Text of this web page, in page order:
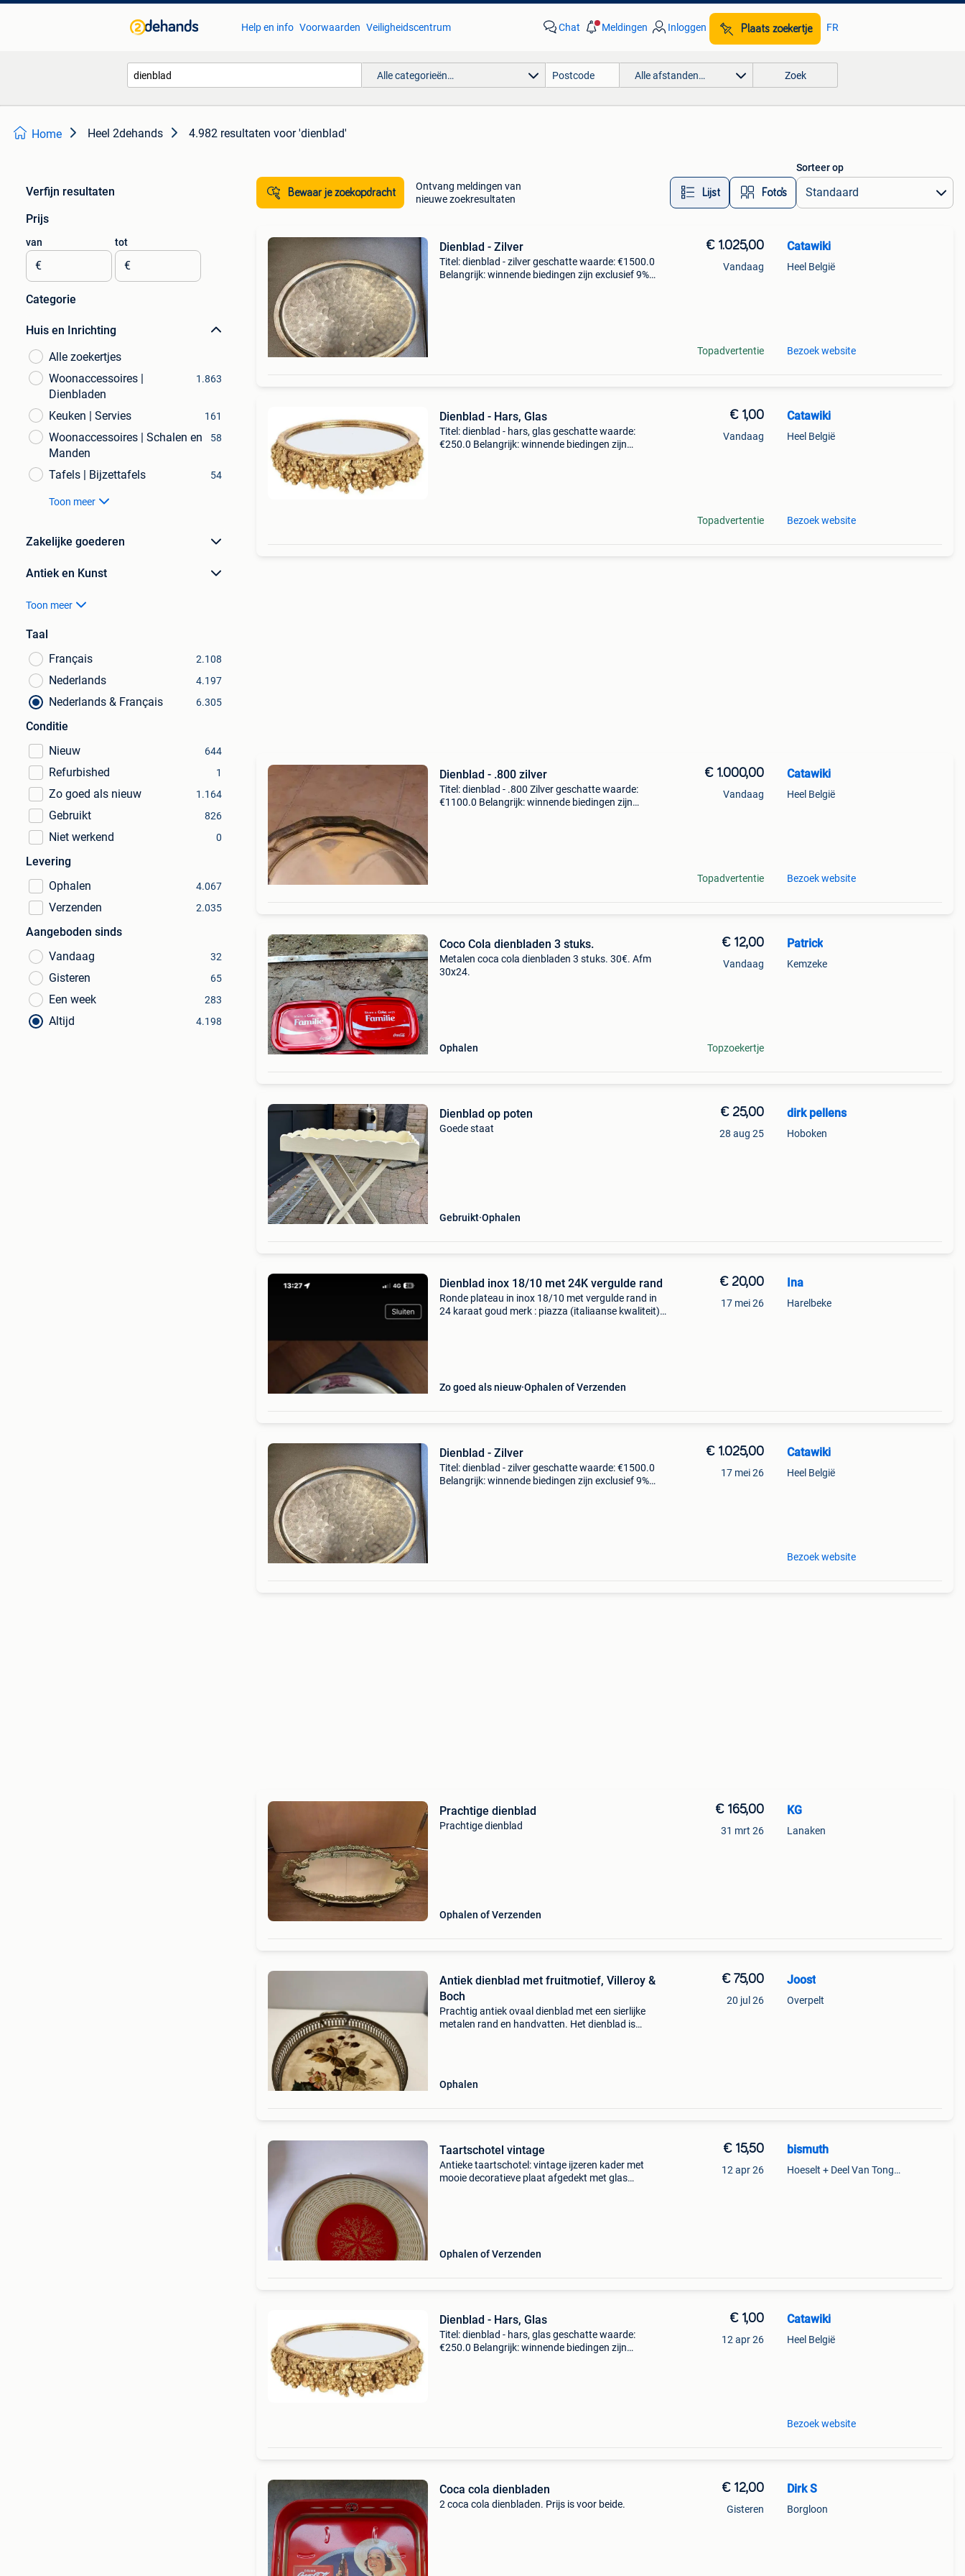
Help en info Voorwaarden Veiligheidscentrum Chat Meldingen Inloggen Plaats zoekertje FR
Alle categorieën… Alle afstanden… Zoek
Home Heel 2dehands 4.982 resultaten voor 'dienblad'
Verfijn resultaten
Prijs
van
€
tot
€
Categorie
Huis en Inrichting
Alle zoekertjes
Woonaccessoires |
Dienbladen
1.863
Keuken | Servies 161
Woonaccessoires | Schalen en
Manden
58
Tafels | Bijzettafels 54
Toon meer
Zakelijke goederen
Antiek en Kunst
Toon meer
Taal
Français
2.108
Nederlands 4.197
Nederlands & Français 6.305
Conditie
Nieuw
644
Refurbished 1
Zo goed als nieuw 1.164
Gebruikt 826
Niet werkend 0
Levering
Ophalen
4.067
Verzenden 2.035
Aangeboden sinds
Vandaag
32
Gisteren 65
Een week 283
Altijd 4.198
Bewaar je zoekopdracht
Ontvang meldingen van
nieuwe zoekresultaten
Lijst Foto’s
Sorteer op
Dienblad - Zilver
Titel: dienblad - zilver geschatte waarde: €1500.0
Belangrijk: winnende biedingen zijn exclusief 9%
€ 1.025,00
Vandaag
Topadvertentie
Catawiki
Heel België
Bezoek website
Dienblad - Hars, Glas
Titel: dienblad - hars, glas geschatte waarde:
€250.0 Belangrijk: winnende biedingen zijn
€ 1,00
Vandaag
Topadvertentie
Catawiki
Heel België
Bezoek website
Dienblad - .800 zilver
Titel: dienblad - .800 Zilver geschatte waarde:
€1100.0 Belangrijk: winnende biedingen zijn
€ 1.000,00
Vandaag
Topadvertentie
Catawiki
Heel België
Bezoek website
Coco Cola dienbladen 3 stuks.
Metalen coca cola dienbladen 3 stuks. 30€. Afm
30x24.
Ophalen
€ 12,00
Vandaag
Topzoekertje
Patrick
Kemzeke
Dienblad op poten
Goede staat
Gebruikt Ophalen
€ 25,00
28 aug 25
dirk pellens
Hoboken
Dienblad inox 18/10 met 24K vergulde rand
Ronde plateau in inox 18/10 met vergulde rand in
24 karaat goud merk : piazza (italiaanse kwaliteit)
Zo goed als nieuw Ophalen of Verzenden
€ 20,00
17 mei 26
Ina
Harelbeke
Dienblad - Zilver
Titel: dienblad - zilver geschatte waarde: €1500.0
Belangrijk: winnende biedingen zijn exclusief 9%
€ 1.025,00
17 mei 26
Catawiki
Heel België
Bezoek website
Prachtige dienblad
Prachtige dienblad
Ophalen of Verzenden
€ 165,00
31 mrt 26
KG
Lanaken
Antiek dienblad met fruitmotief, Villeroy &
Boch
Prachtig antiek ovaal dienblad met een sierlijke
metalen rand en handvatten. Het dienblad is
Ophalen
€ 75,00
20 jul 26
Joost
Overpelt
Taartschotel vintage
Antieke taartschotel: vintage ijzeren kader met
mooie decoratieve plaat afgedekt met glas
Ophalen of Verzenden
€ 15,50
12 apr 26
bismuth
Hoeselt + Deel Van Tongeren
Dienblad - Hars, Glas
Titel: dienblad - hars, glas geschatte waarde:
€250.0 Belangrijk: winnende biedingen zijn
€ 1,00
12 apr 26
Catawiki
Heel België
Bezoek website
Coca cola dienbladen
2 coca cola dienbladen. Prijs is voor beide.
€ 12,00
Gisteren
Dirk S
Borgloon